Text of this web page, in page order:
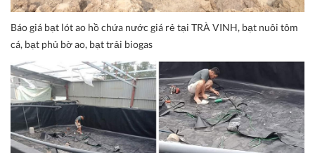
Báo giá bạt lót ao hồ chứa nước giá rẻ tại TRÀ VINH, bạt nuôi tôm
cá, bạt phủ bờ ao, bạt trải biogas